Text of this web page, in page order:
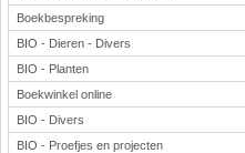
Boekbespreking
BIO - Dieren - Divers
BIO - Planten
Boekwinkel online
BIO - Divers
BIO - Proefjes en projecten